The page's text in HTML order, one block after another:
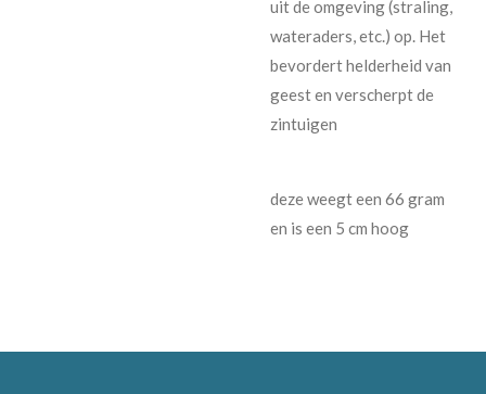
uit de omgeving (straling,
wateraders, etc.) op. Het
bevordert helderheid van
geest en verscherpt de
zintuigen
deze weegt een 66 gram
en is een 5 cm hoog